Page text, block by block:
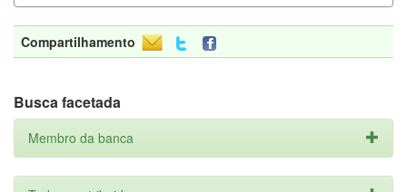
Compartilhamento
Busca facetada
Membro da banca